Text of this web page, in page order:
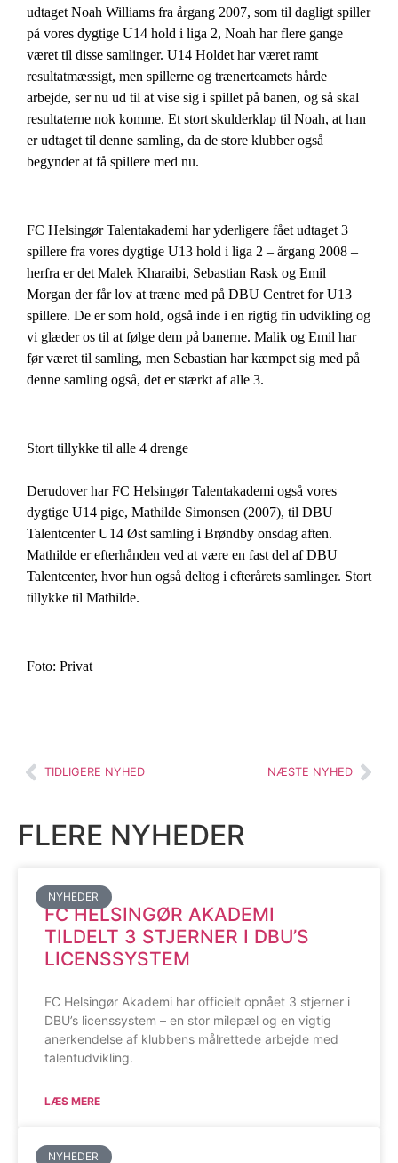
udtaget Noah Williams fra årgang 2007, som til dagligt spiller
på vores dygtige U14 hold i liga 2, Noah har flere gange
været til disse samlinger. U14 Holdet har været ramt
resultatmæssigt, men spillerne og trænerteamets hårde
arbejde, ser nu ud til at vise sig i spillet på banen, og så skal
resultaterne nok komme. Et stort skulderklap til Noah, at han
er udtaget til denne samling, da de store klubber også
begynder at få spillere med nu.
FC Helsingør Talentakademi har yderligere fået udtaget 3
spillere fra vores dygtige U13 hold i liga 2 – årgang 2008 –
herfra er det Malek Kharaibi, Sebastian Rask og Emil
Morgan der får lov at træne med på DBU Centret for U13
spillere. De er som hold, også inde i en rigtig fin udvikling og
vi glæder os til at følge dem på banerne. Malik og Emil har
før været til samling, men Sebastian har kæmpet sig med på
denne samling også, det er stærkt af alle 3.
Stort tillykke til alle 4 drenge
Derudover har FC Helsingør Talentakademi også vores
dygtige U14 pige, Mathilde Simonsen (2007), til DBU
Talentcenter U14 Øst samling i Brøndby onsdag aften.
Mathilde er efterhånden ved at være en fast del af DBU
Talentcenter, hvor hun også deltog i efterårets samlinger. Stort
tillykke til Mathilde.
Foto: Privat
TIDLIGERE NYHED NÆSTE NYHED
FLERE NYHEDER
NYHEDER
FC HELSINGØR AKADEMI
TILDELT 3 STJERNER I DBU’S
LICENSSYSTEM
FC Helsingør Akademi har officielt opnået 3 stjerner i
DBU’s licenssystem – en stor milepæl og en vigtig
anerkendelse af klubbens målrettede arbejde med
talentudvikling.
LÆS MERE
NYHEDER